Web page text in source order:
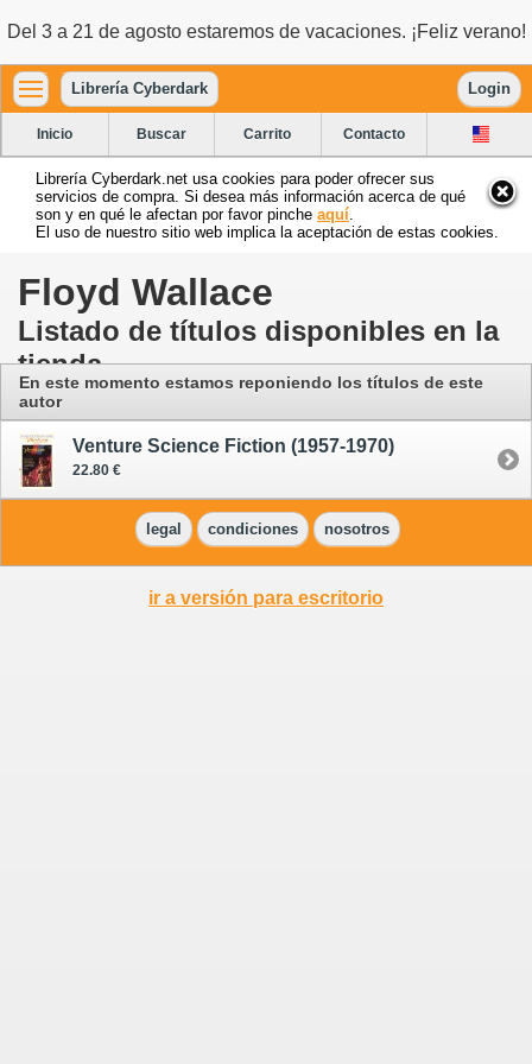
Del 3 a 21 de agosto estaremos de vacaciones. ¡Feliz verano!
Librería Cyberdark Login
Inicio Buscar Carrito Contacto
Librería Cyberdark.net usa cookies para poder ofrecer sus
servicios de compra. Si desea más información acerca de qué
son y en qué le afectan por favor pinche aquí
El uso de nuestro sitio web implica la aceptación de estas cookies.
Floyd Wallace
Listado de títulos disponibles en la
tienda
En este momento estamos reponiendo los títulos de este
autor
Venture Science Fiction (1957-1970)
22.80 €
legal condiciones nosotros
ir a versión para escritorio